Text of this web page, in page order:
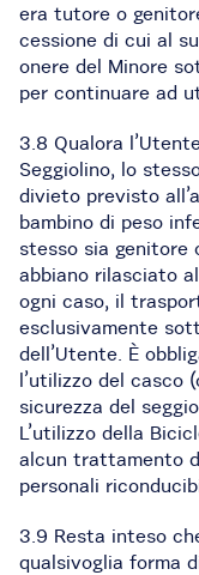
era tutore o
cessione di cui al
onere del Minore
per continuare ad
3.8 Qualora
Seggiolino, lo
divieto previsto
bambino di peso
stesso sia
abbiano rilasciato
ogni caso, il
esclusivamente
dell’Utente. È
l’utilizzo del casco
sicurezza del
L’utilizzo della
alcun trattamento
personali
3.9 Resta inteso
qualsivoglia forma